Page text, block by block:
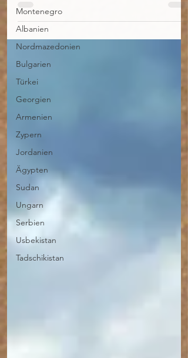
Montenegro
Albanien
Nordmazedonien
Bulgarien
Türkei
Georgien
Armenien
Zypern
Jordanien
Ägypten
Sudan
Ungarn
Serbien
Usbekistan
Tadschikistan